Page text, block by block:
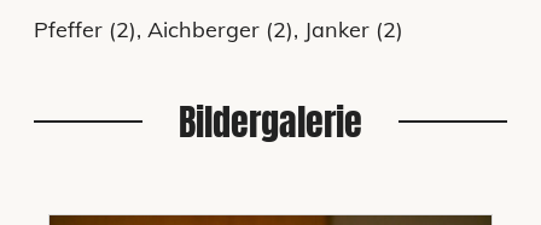
Pfeffer (2), Aichberger (2), Janker (2)
Bildergalerie